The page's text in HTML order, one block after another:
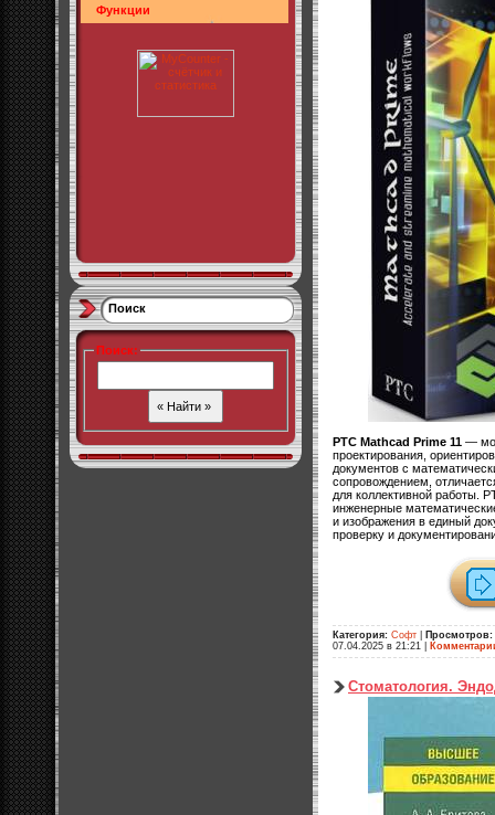
Функции
Поиск
Поиск:
PTC Mathcad Prime 11 —
проектирования,
документов с
сопровождением,
для коллективной работы.
инженерные
и изображения в единый
проверку и
Категория: Софт Просмотров:
07.04.2025 в 21:21
Стоматология.